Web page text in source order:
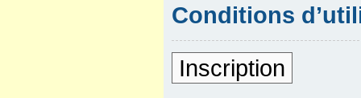
Conditions
Inscription